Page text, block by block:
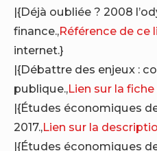
|{Déjà oubliée ? 2008
finance.,Référence de ce
internet.}
|{Débattre des enjeux :
publique.,Lien sur la
|{Études économiques de
2017.,Lien sur la
|{Études économiques de